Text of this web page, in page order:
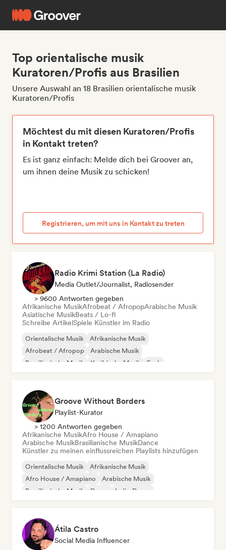
Top orientalische musik
Kuratoren/Profis aus Brasilien
Unsere Auswahl an 18 Brasilien orientalische musik
Kuratoren/Profis
Möchtest du mit diesen Kuratoren/Profis
in Kontakt treten?
Es ist ganz einfach: Melde dich bei Groover an,
um ihnen deine Musik zu schicken!
Registrieren, um mit uns in Kontakt zu treten
Radio Krimi Station (La Radio)
Media Outlet/Journalist, Radiosender
> 9600 Antworten gegeben
Afrikanische MusikAfrobeat / AfropopArabische Musik
Asiatische MusikBeats / Lo-fi
Schreibe ArtikelSpiele Künstler im Radio
Orientalische Musik
Afrikanische Musik
Afrobeat / Afropop
Arabische Musik
Brasilianische Musik
Karibische Musik
Funk
Groove Without Borders
Playlist-Kurator
> 1200 Antworten gegeben
Afrikanische MusikAfro House / Amapiano
Arabische MusikBrasilianische MusikDance
Künstler zu meinen einflussreichen Playlists hinzufügen
Orientalische Musik
Afrikanische Musik
Afro House / Amapiano
Arabische Musik
Brasilianische Musik
Dance
Indie-Dance
Átila Castro
Social Media Influencer